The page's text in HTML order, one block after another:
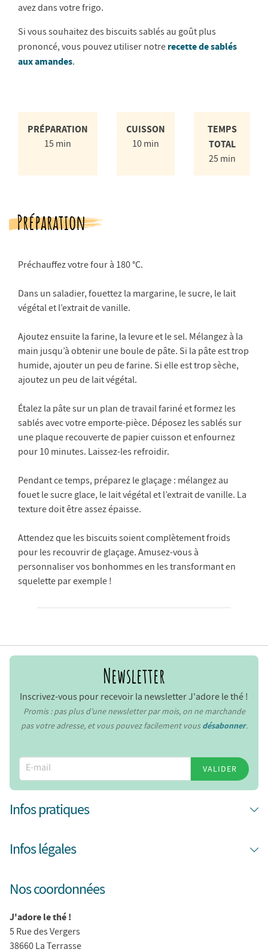
avez dans votre frigo.
Si vous souhaitez des biscuits sablés au goût plus
prononcé, vous pouvez utiliser notre recette de sablés
aux amandes.
PRÉPARATION
15 min
CUISSON
10 min
TEMPS
TOTAL
25 min
Préparation
Préchauffez votre four à 180 °C.
Dans un saladier, fouettez la margarine, le sucre, le lait
végétal et l’extrait de vanille.
Ajoutez ensuite la farine, la levure et le sel. Mélangez à la
main jusqu’à obtenir une boule de pâte. Si la pâte est trop
humide, ajouter un peu de farine. Si elle est trop sèche,
ajoutez un peu de lait végétal.
Étalez la pâte sur un plan de travail fariné et formez les
sablés avec votre emporte-pièce. Déposez les sablés sur
une plaque recouverte de papier cuisson et enfournez
pour 10 minutes. Laissez-les refroidir.
Pendant ce temps, préparez le glaçage : mélangez au
fouet le sucre glace, le lait végétal et l’extrait de vanille. La
texture doit être assez épaisse.
Attendez que les biscuits soient complètement froids
pour les recouvrir de glaçage. Amusez-vous à
personnaliser vos bonhommes en les transformant en
squelette par exemple !
Newsletter
Inscrivez-vous pour recevoir la newsletter J'adore le thé !
Promis : pas plus d’une newsletter par mois, on ne marchande
pas votre adresse, et vous pouvez facilement vousdésabonner.
VALIDER
Infos pratiques
Infos légales
Nos coordonnées
J'adore le thé !
5 Rue des Vergers
38660 La Terrasse